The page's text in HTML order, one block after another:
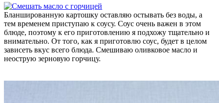
Бланшированную картошку оставляю остывать без воды, а
тем временем приступаю к соусу. Соус очень важен в этом
блюде, поэтому к его приготовлению я подхожу тщательно и
внимательно. От того, как я приготовлю соус, будет в целом
зависеть вкус всего блюда. Смешиваю оливковое масло и
неострую зерновую горчицу.